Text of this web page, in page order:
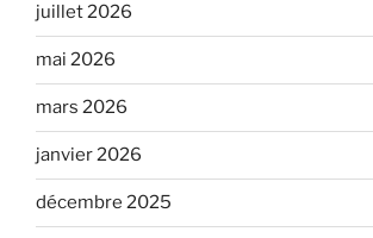
juillet 2026
mai 2026
mars 2026
janvier 2026
décembre 2025